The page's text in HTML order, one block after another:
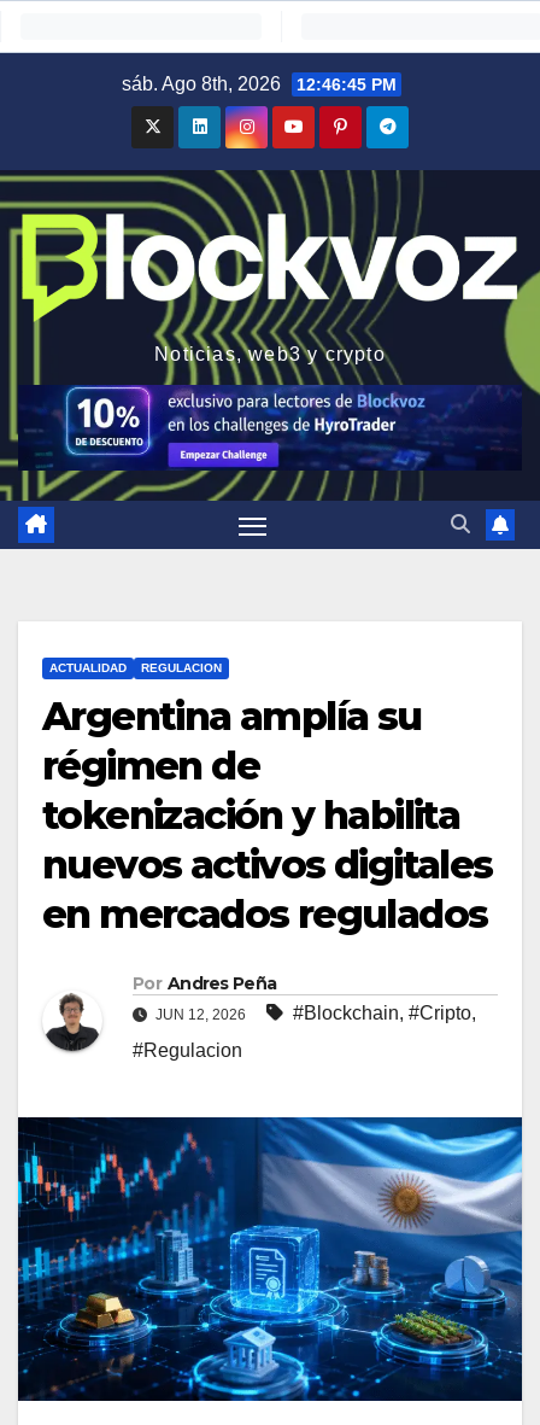
sáb. Ago 8th, 2026 12:46:46 PM
Noticias, web3 y crypto
ACTUALIDAD REGULACION
Argentina amplía su
régimen de
tokenización y habilita
nuevos activos digitales
en mercados regulados
Por Andres Peña
JUN 12, 2026 #Blockchain, #Cripto,
#Regulacion